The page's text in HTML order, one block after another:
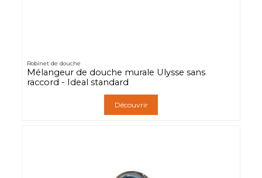
Robinet de douche
Mélangeur de douche murale Ulysse sans
raccord - Ideal standard
Découvrir